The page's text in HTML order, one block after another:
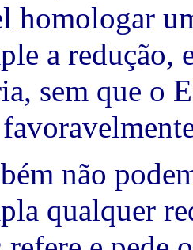
homologar
a redução,
sem que o
não
qualquer